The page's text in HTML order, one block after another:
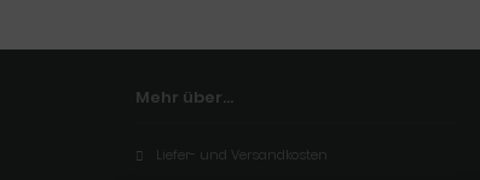
Mehr über...
Liefer- und Versandkosten